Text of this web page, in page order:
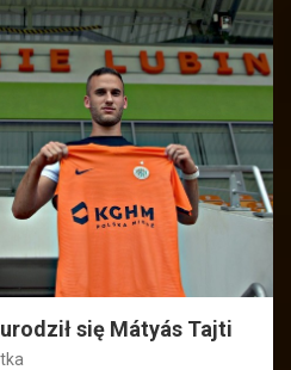
się Mátyás Tajti